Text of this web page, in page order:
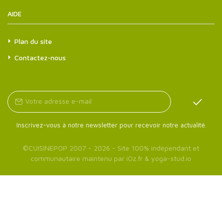
AIDE
Plan du site
Contactez-nous
Inscrivez-vous à notre newsletter pour recevoir notre actualité.
©CUISINEPOP 2007 - 2026 - Site 100% indépendant et
communautaire maintenu par iOz.fr & yoga-stud.io